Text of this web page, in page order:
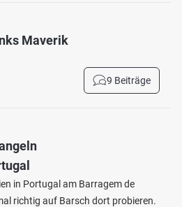
Maverik
9 Beiträge
in Portugal am Barragem de
richtig auf Barsch dort probieren.